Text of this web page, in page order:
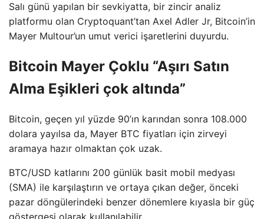
Salı günü yapılan bir sevkiyatta, bir zincir analiz
platformu olan Cryptoquant’tan Axel Adler Jr, Bitcoin’in
Mayer Multour’un umut verici işaretlerini duyurdu.
Bitcoin Mayer Çoklu “Aşırı Satın
Alma Eşikleri çok altında”
Bitcoin, geçen yıl yüzde 90’ın karından sonra 108.000
dolara yayılsa da, Mayer BTC fiyatları için zirveyi
aramaya hazır olmaktan çok uzak.
BTC/USD katlarını 200 günlük basit mobil medyası
(SMA) ile karşılaştırın ve ortaya çıkan değer, önceki
pazar döngülerindeki benzer dönemlere kıyasla bir güç
göstergesi olarak kullanılabilir.